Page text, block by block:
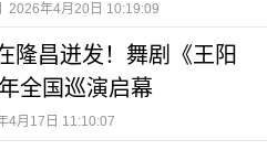
2026年4月20日 10:19:09
隆昌迸发！舞剧《王阳
全国巡演启幕
4月17日 11:10:07